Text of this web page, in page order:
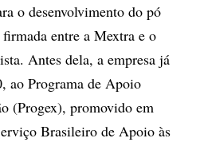
o desenvolvimento do pó
entre a Mextra e o
Antes dela, a empresa já
ao Programa de Apoio
(Progex), promovido em
Brasileiro de Apoio às